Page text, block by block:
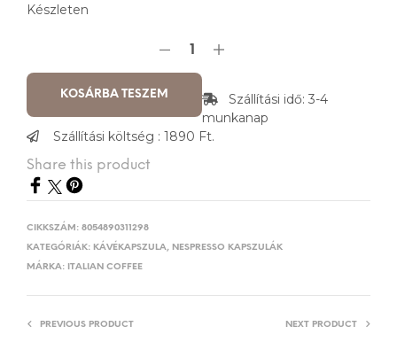
Készleten
KOSÁRBA TESZEM
Szállítási idő: 3-4
munkanap
Szállítási költség : 1890 Ft.
Share this product
CIKKSZÁM: 8054890311298
KATEGÓRIÁK: KÁVÉKAPSZULA, NESPRESSO KAPSZULÁK
MÁRKA: ITALIAN COFFEE
PREVIOUS PRODUCT NEXT PRODUCT